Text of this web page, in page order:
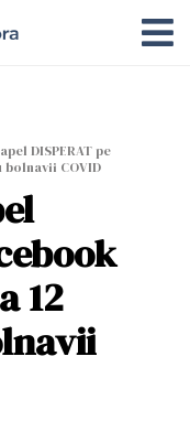
DISPERAT pe
COVID
12